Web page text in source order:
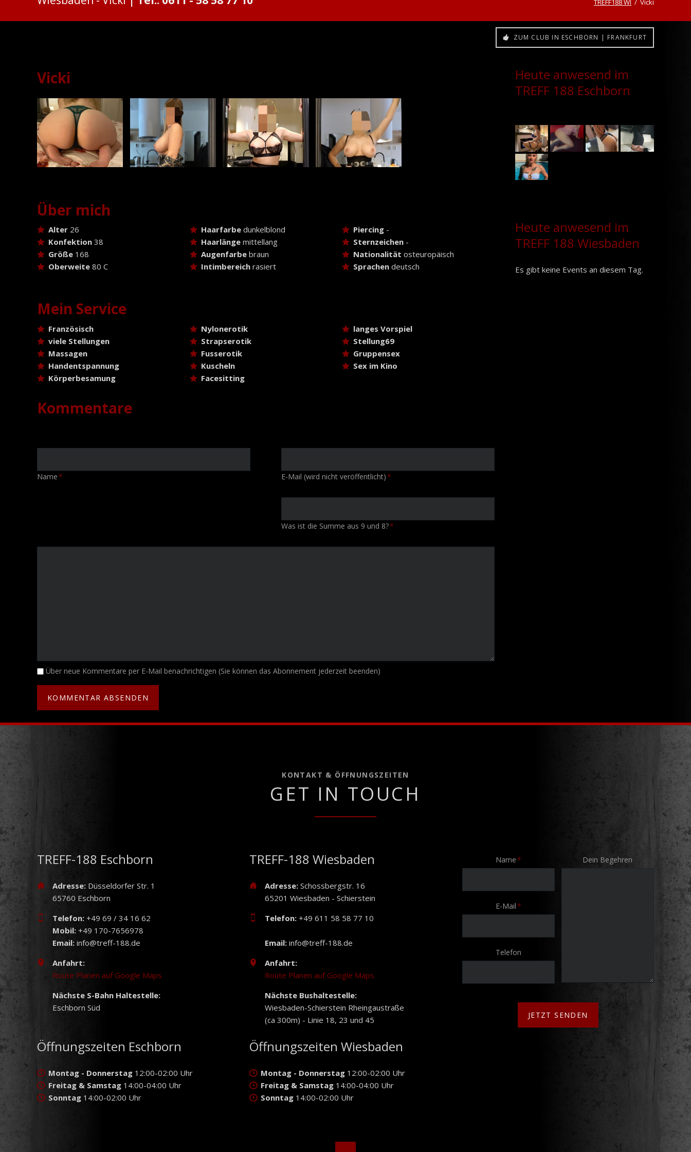
TREFF188 WI Vicki
ZUM CLUB IN ESCHBORN | FRANKFURT
Vicki
Über mich
Alter 26
Konfektion 38
Größe 168
Oberweite 80 C
Haarfarbedunkelblond
Haarlängemittellang
Augenfarbebraun
Intimbereichrasiert
Piercing -
Sternzeichen -
Nationalität osteuropäisch
Sprachen deutsch
Mein Service
Französisch
viele Stellungen
Massagen
Handentspannung
Körperbesamung
Nylonerotik
Strapserotik
Fusserotik
Kuscheln
Facesitting
langes Vorspiel
Stellung69
Gruppensex
Sex im Kino
Kommentare
Pflichtfeld
Name* Pflichtfeld
E-Mail (wird nicht veröffentlicht)*
Was ist die Summe aus 9 und 8?*
Kommentar
Über neue Kommentare per E-Mail benachrichtigen (Sie können das Abonnement jederzeit beenden)
Heute anwesend im
TREFF 188 Eschborn
Heute anwesend im
TREFF 188 Wiesbaden
Es gibt keine Events an diesem Tag.
KONTAKT & ÖFFNUNGSZEITEN
GET IN TOUCH
TREFF-188 Eschborn
Adresse: Düsseldorfer Str. 1
65760 Eschborn
Telefon: +49 69 / 34 16 62
Mobil: +49 170-7656978
Email: info@treff-188.de
Anfahrt:
Route Planen auf Google Maps
Nächste S-Bahn Haltestelle:
Eschborn Süd
Öffnungszeiten Eschborn
Montag - Donnerstag 12:00-02:00 Uhr
Freitag & Samstag 14:00-04:00 Uhr
Sonntag 14:00-02:00 Uhr
TREFF-188 Wiesbaden
Adresse: Schossbergstr. 16
65201 Wiesbaden - Schierstein
Telefon:+49 611 58 58 77 10
Email: info@treff-188.de
Anfahrt:
Route Planen auf Google Maps
Nächste Bushaltestelle:
Wiesbaden-Schierstein Rheingaustraße
(ca 300m) - Linie 18, 23 und 45
Öffnungszeiten Wiesbaden
Montag - Donnerstag 12:00-02:00 Uhr
Freitag & Samstag 14:00-04:00 Uhr
Sonntag 14:00-02:00 Uhr
Pflichtfeld
Name*
Pflichtfeld
E-Mail*
Telefon
Dein Begehren
JETZT SENDEN